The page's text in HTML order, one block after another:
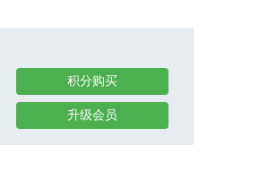
积分购买
升级会员